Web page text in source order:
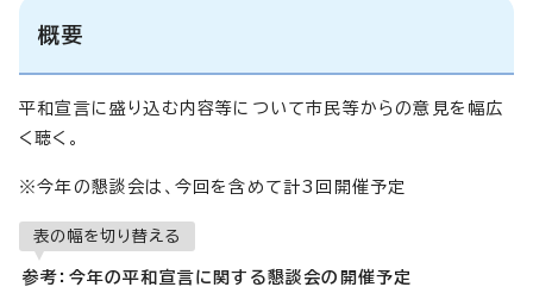
概要
平和宣言に盛り込む内容等について市民等からの意見を幅広
く聴く。
※今年の懇談会は、今回を含めて計3回開催予定
表の幅を切り替える
参考：今年の平和宣言に関する懇談会の開催予定